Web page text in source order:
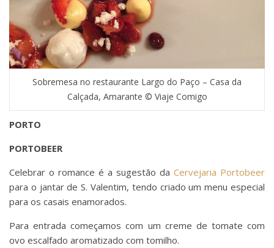
Sobremesa no restaurante Largo do Paço – Casa da
Calçada, Amarante © Viaje Comigo
PORTO
PORTOBEER
Celebrar o romance é a sugestão da Cervejaria Portobeer
para o jantar de S. Valentim, tendo criado um menu especial
para os casais enamorados.
Para entrada começamos com um creme de tomate com
ovo escalfado aromatizado com tomilho.